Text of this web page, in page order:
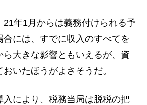
21年1月からは義務付けられる予
合には、すでに収入のすべてを
ら大きな影響ともいえるが、資
おいたほうがよさそうだ。
入により、税務当局は脱税の把